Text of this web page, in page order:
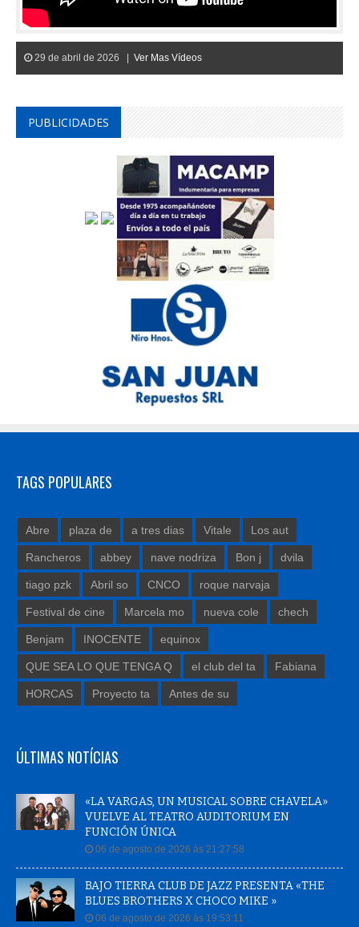
29 de abril de 2026 | Ver Mas Vídeos
PUBLICIDADES
TAGS POPULARES
Abre plaza de a tres dias Vitale Los aut
Rancheros abbey nave nodriza Bon j dvila
tiago pzk Abril so CNCO roque narvaja
Festival de cine Marcela mo nueva cole chech
Benjam INOCENTE equinox
QUE SEA LO QUE TENGA Q el club del ta Fabiana
HORCAS Proyecto ta Antes de su
ÚLTIMAS NOTÍCIAS
«LA VARGAS, UN MUSICAL SOBRE CHAVELA»
VUELVE AL TEATRO AUDITORIUM EN
FUNCIÓN ÚNICA
06 de agosto de 2026 às 21:27:58
BAJO TIERRA CLUB DE JAZZ PRESENTA «THE
BLUES BROTHERS X CHOCO MIKE »
06 de agosto de 2026 às 19:53:11